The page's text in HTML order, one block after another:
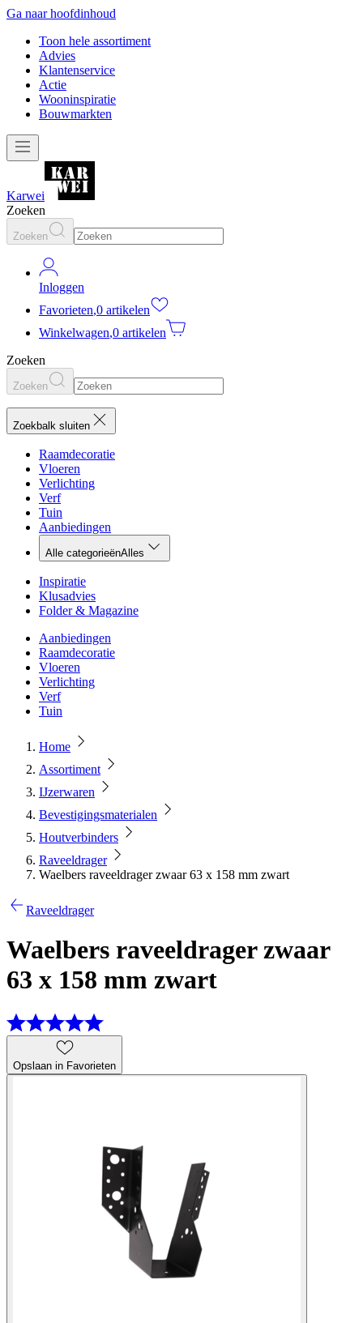
Ga naar hoofdinhoud
Toon hele assortiment
Advies
Klantenservice
Actie
Wooninspiratie
Bouwmarkten
Karwei
Zoeken
Zoeken
Inloggen
Favorieten,0 artikelen
Winkelwagen,0 artikelen
Zoeken
Zoeken
Zoekbalk sluiten
Raamdecoratie
Vloeren
Verlichting
Verf
Tuin
Aanbiedingen
Alle categorieënAlles
Inspiratie
Klusadvies
Folder & Magazine
Aanbiedingen
Raamdecoratie
Vloeren
Verlichting
Verf
Tuin
Home
Assortiment
IJzerwaren
Bevestigingsmaterialen
Houtverbinders
Raveeldrager
Waelbers raveeldrager zwaar 63 x 158 mm zwart
Raveeldrager
Waelbers raveeldrager zwaar
63 x 158 mm zwart
Opslaan in Favorieten